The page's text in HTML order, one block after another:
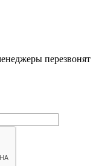
перезвонят